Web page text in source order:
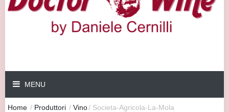
MENU
Home / Produttori / Vino/ Societa-Agricola-La-Mola